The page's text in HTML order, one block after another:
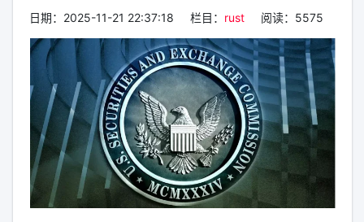
日期： 2025-11-21 22:37:18 栏目： rust 阅读： 5575